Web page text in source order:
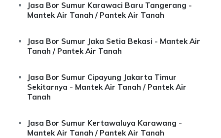
Jasa Bor Sumur Karawaci Baru Tangerang -
Mantek Air Tanah / Pantek Air Tanah
Jasa Bor Sumur Jaka Setia Bekasi - Mantek Air
Tanah / Pantek Air Tanah
Jasa Bor Sumur Cipayung Jakarta Timur
Sekitarnya - Mantek Air Tanah / Pantek Air
Tanah
Jasa Bor Sumur Kertawaluya Karawang -
Mantek Air Tanah / Pantek Air Tanah